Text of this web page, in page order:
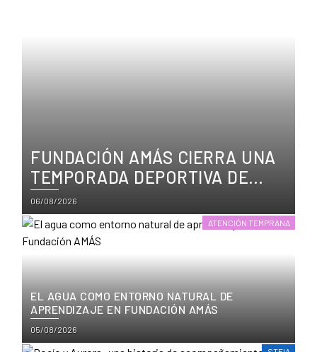
FUNDACIÓN AMÁS CIERRA UNA
TEMPORADA DEPORTIVA DE
CRECIMIENTO, TÍTULOS Y
PARTICIPACIÓN
Posted
on
06/08/2026
ATENCIÓN TEMPRANA
EL AGUA COMO ENTORNO NATURAL DE
APRENDIZAJE EN FUNDACIÓN AMÁS
Posted
on
05/08/2026